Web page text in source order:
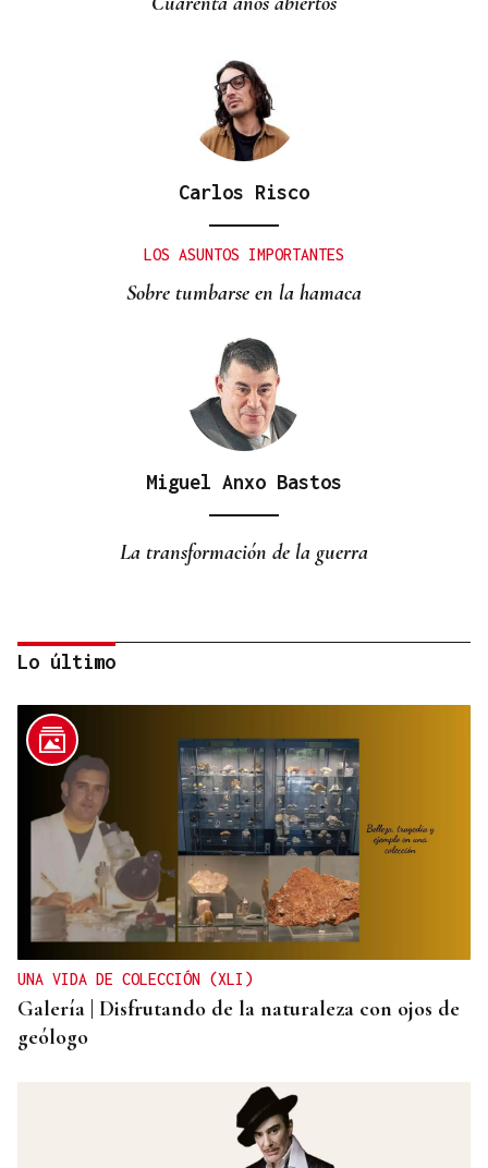
Carlos Risco
LOS ASUNTOS IMPORTANTES
Sobre tumbarse en la hamaca
Miguel Anxo Bastos
La transformación de la guerra
Plácido Blanco Bembibre
HISTORIAS INCREÍBLES
El eclipse y la bicicleta de Einstein
Lo último
UNA VIDA DE COLECCIÓN (XLI)
Galería | Disfrutando de la naturaleza con ojos de
geólogo